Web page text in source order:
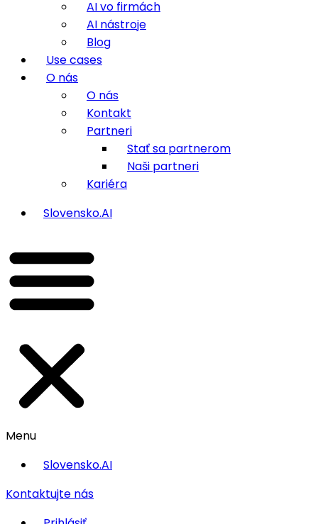
AI vo firmách
AI nástroje
Blog
Use cases
O nás
O nás
Kontakt
Partneri
Stať sa partnerom
Naši partneri
Kariéra
Slovensko.AI
Menu
Slovensko.AI
Kontaktujte nás